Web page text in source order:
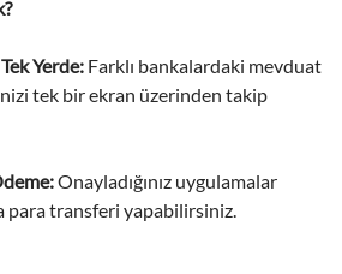
Yerde: Farklı bankalardaki mevduat
tek bir ekran üzerinden takip
Onayladığınız uygulamalar
para transferi yapabilirsiniz.